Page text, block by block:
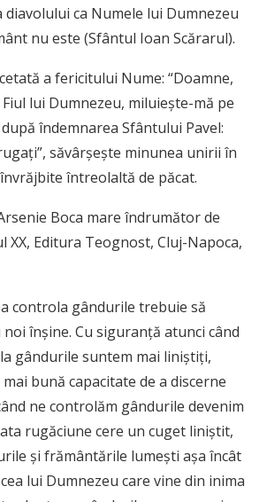
ca Numele lui Dumnezeu
nu este (Sfântul Ioan Scărarul).
a fericitului Nume: “Doamne,
lui Dumnezeu, miluieşte-mă pe
îndemnarea Sfântului Pavel:
săvârşeşte minunea unirii în
întreolaltă de păcat.
Boca mare îndrumător de
XX, Editura Teognost, Cluj-Napoca,
controla gândurile trebuie să
înşine. Cu siguranţă atunci când
gândurile suntem mai liniştiţi,
bună capacitate de a discerne
ne controlăm gândurile devenim
rugăciune cere un cuget liniştit,
şi frământările lumeşti aşa încât
lui Dumnezeu care vine din inima